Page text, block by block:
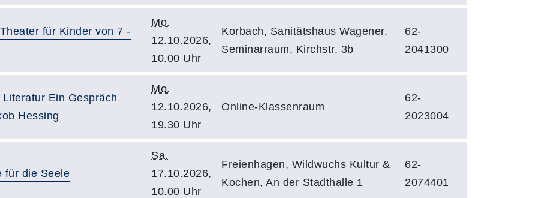
für Kinder von 7 -
Mo.
12.10.2026,
10.00 Uhr
Korbach, Sanitätshaus Wagener,
Seminarraum, Kirchstr. 3b
62-
2041300
Ein Gespräch
Hessing
Mo.
12.10.2026,
19.30 Uhr
Online-Klassenraum
62-
2023004
für die Seele
Sa.
17.10.2026,
10.00 Uhr
Freienhagen, Wildwuchs Kultur &
Kochen, An der Stadthalle 1
62-
2074401